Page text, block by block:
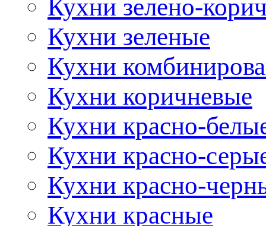
Кухни зелено-
Кухни зеленые
Кухни
Кухни коричневые
Кухни красно-
Кухни красно-
Кухни красно-
Кухни красные